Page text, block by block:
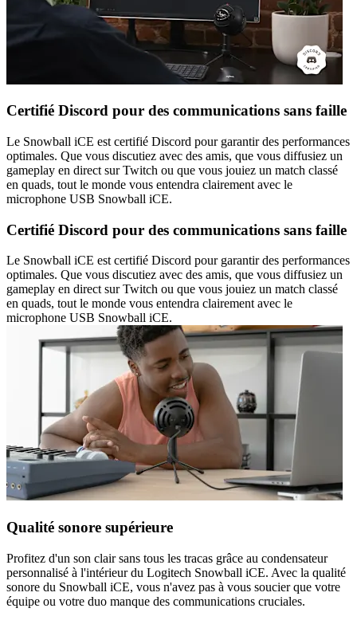
Certifié Discord pour des communications sans faille
Le Snowball iCE est certifié Discord pour garantir des performances
optimales. Que vous discutiez avec des amis, que vous diffusiez un
gameplay en direct sur Twitch ou que vous jouiez un match classé
en quads, tout le monde vous entendra clairement avec le
microphone USB Snowball iCE.
Certifié Discord pour des communications sans faille
Le Snowball iCE est certifié Discord pour garantir des performances
optimales. Que vous discutiez avec des amis, que vous diffusiez un
gameplay en direct sur Twitch ou que vous jouiez un match classé
en quads, tout le monde vous entendra clairement avec le
microphone USB Snowball iCE.
Qualité sonore supérieure
Profitez d'un son clair sans tous les tracas grâce au condensateur
personnalisé à l'intérieur du Logitech Snowball iCE. Avec la qualité
sonore du Snowball iCE, vous n'avez pas à vous soucier que votre
équipe ou votre duo manque des communications cruciales.